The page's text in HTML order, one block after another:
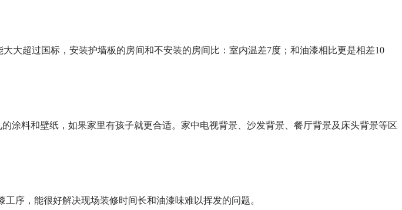
大超过国标，安装护墙板的房间和不安装的房间比：室内温差7度；和油漆相比更是相差10
涂料和壁纸，如果家里有孩子就更合适。家中电视背景、沙发背景、餐厅背景及床头背景等区
工序，能很好解决现场装修时间长和油漆味难以挥发的问题。